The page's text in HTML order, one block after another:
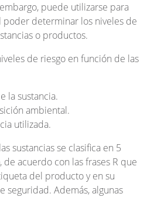
puede utilizarse para
poder determinar los niveles de
o productos.
de riesgo en función de las
la sustancia.
ambiental.
utilizada.
sustancias se clasifica en 5
de acuerdo con las frases R que
del producto y en su
seguridad. Además, algunas